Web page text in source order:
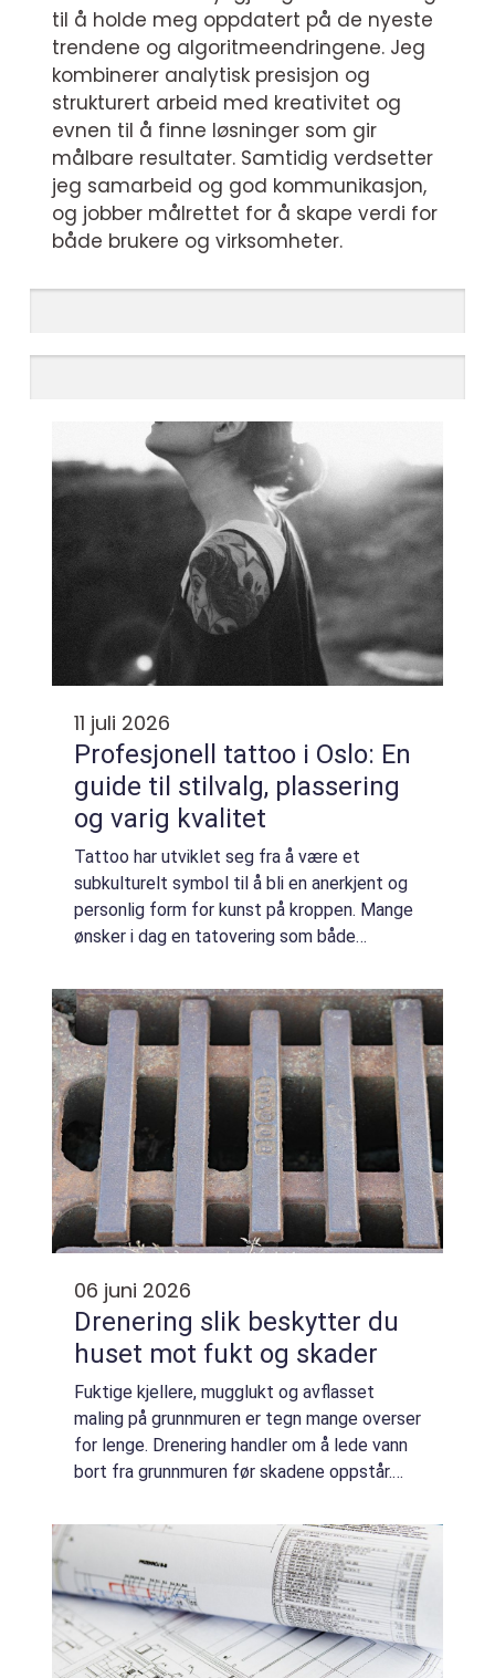
til å holde meg oppdatert på de nyeste
trendene og algoritmeendringene. Jeg
kombinerer analytisk presisjon og
strukturert arbeid med kreativitet og
evnen til å finne løsninger som gir
målbare resultater. Samtidig verdsetter
jeg samarbeid og god kommunikasjon,
og jobber målrettet for å skape verdi for
både brukere og virksomheter.
11 juli 2026
Profesjonell tattoo i Oslo: En
guide til stilvalg, plassering
og varig kvalitet
Tattoo har utviklet seg fra å være et
subkulturelt symbol til å bli en anerkjent og
personlig form for kunst på kroppen. Mange
ønsker i dag en tatovering som både
over tid,...
06 juni 2026
Drenering slik beskytter du
huset mot fukt og skader
Fuktige kjellere, mugglukt og avflasset
maling på grunnmuren er tegn mange overser
for lenge. Drenering handler om å lede vann
bort fra grunnmuren før skadene oppstår.
levetid på bygget og mindre behov for ...